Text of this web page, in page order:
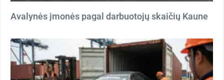
Avalynės įmonės pagal darbuotojų skaičių Kaune